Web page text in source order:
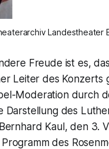
Landestheater
Freude ist es,
Leiter des
Moderation durch
Darstellung des
Kaul, den 3.
des